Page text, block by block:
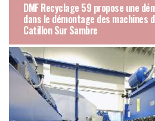
DMF Recyclage 59 propose une
dans le démontage des machines
Catillon Sur Sambre